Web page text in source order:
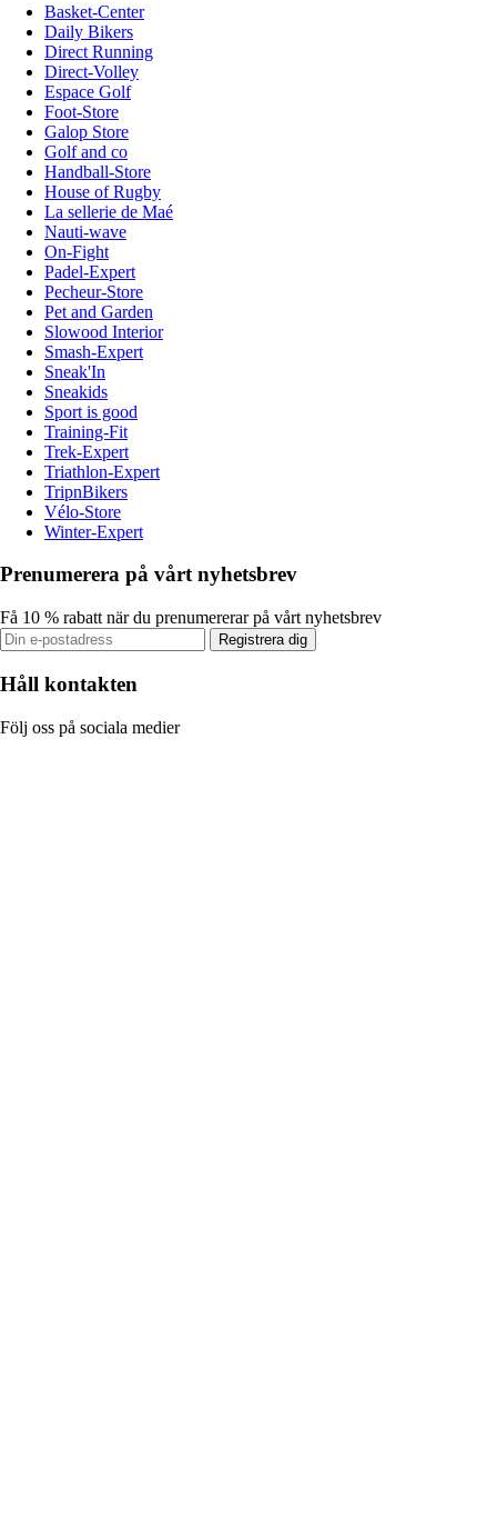
Basket-Center
Daily Bikers
Direct Running
Direct-Volley
Espace Golf
Foot-Store
Galop Store
Golf and co
Handball-Store
House of Rugby
La sellerie de Maé
Nauti-wave
On-Fight
Padel-Expert
Pecheur-Store
Pet and Garden
Slowood Interior
Smash-Expert
Sneak'In
Sneakids
Sport is good
Training-Fit
Trek-Expert
Triathlon-Expert
TripnBikers
Vélo-Store
Winter-Expert
Prenumerera på vårt nyhetsbrev
Få 10 % rabatt när du prenumererar på vårt nyhetsbrev
Registrera dig
Håll kontakten
Följ oss på sociala medier